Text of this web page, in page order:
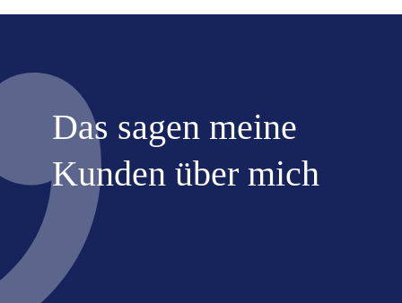
Das sagen meine
Kunden über mich